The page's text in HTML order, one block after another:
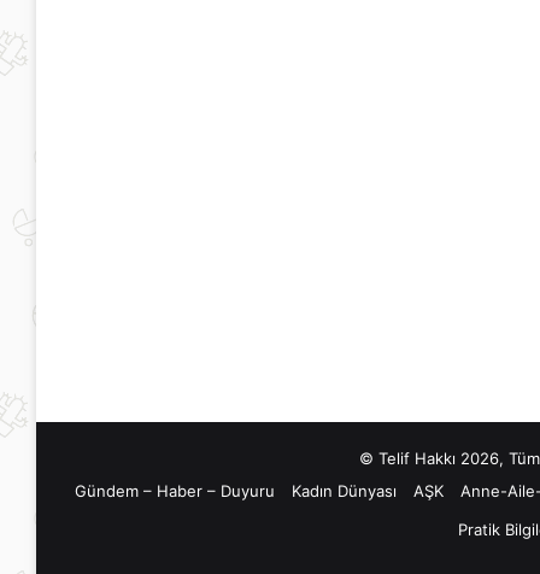
© Telif Hakkı 2026,
Gündem – Haber – Duyuru
Kadın Dünyası AŞK
Anne-
Pratik